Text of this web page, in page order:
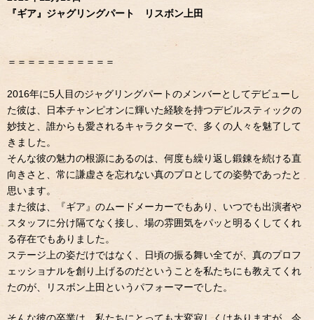
『ギア』ジャグリングパート リスボン上田
＝＝＝＝＝＝＝＝＝＝＝
2016年に5人目のジャグリングパートのメンバーとしてデビューし
た彼は、日本チャンピオンに輝いた経験を持つデビルスティックの
妙技と、誰からも愛されるキャラクターで、多くの人々を魅了して
きました。
そんな彼の魅力の根源にあるのは、何度も繰り返し鍛錬を続ける直
向きさと、常に謙虚さを忘れない真のプロとしての姿勢であったと
思います。
また彼は、『ギア』のムードメーカーでもあり、いつでも出演者や
スタッフに分け隔てなく接し、場の雰囲気をパッと明るくしてくれ
る存在でもありました。
ステージ上の姿だけではなく、日頃の振る舞い全てが、真のプロフ
ェッショナルを創り上げるのだということを私たちにも教えてくれ
たのが、リスボン上田というパフォーマーでした。
そんな彼の卒業は、私たちにとっても大変寂しくはありますが、今